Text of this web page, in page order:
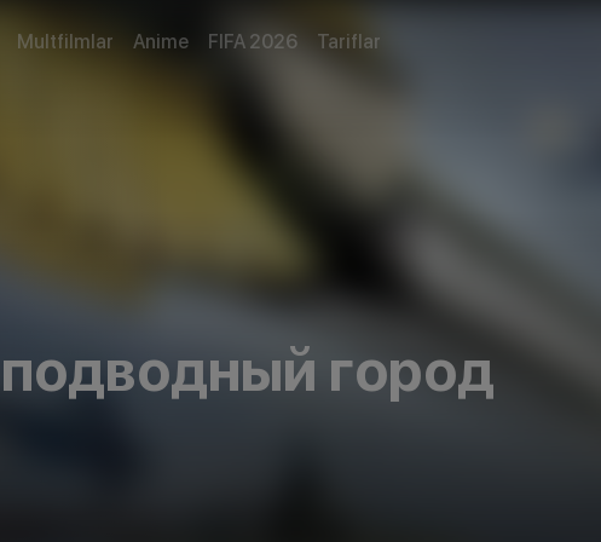
Multfilmlar Anime FIFA 2026 Tariflar
город